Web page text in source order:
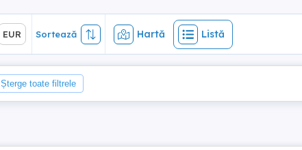
EUR Sortează Hartă Listă
Șterge toate filtrele